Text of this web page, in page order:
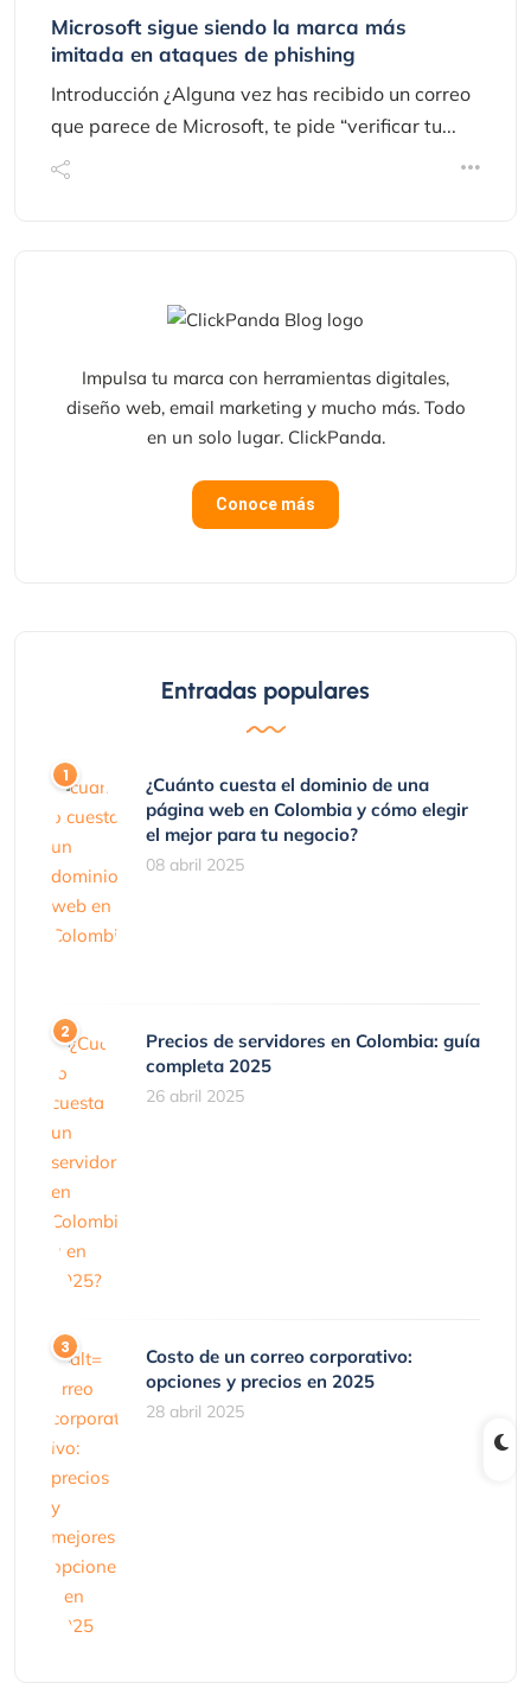
Microsoft sigue siendo la marca más
imitada en ataques de phishing
Introducción ¿Alguna vez has recibido un correo
que parece de Microsoft, te pide “verificar tu...
Impulsa tu marca con herramientas digitales,
diseño web, email marketing y mucho más. Todo
en un solo lugar. ClickPanda.
Conoce más
Entradas populares
¿Cuánto cuesta el dominio de una
página web en Colombia y cómo elegir
el mejor para tu negocio?
08 abril 2025
Precios de servidores en Colombia: guía
completa 2025
26 abril 2025
Costo de un correo corporativo:
opciones y precios en 2025
28 abril 2025